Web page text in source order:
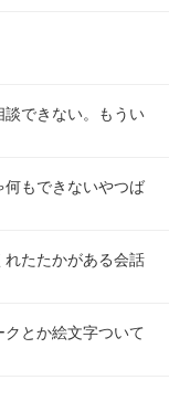
できない。もうい
もできないやつば
たたかがある会話
とか絵文字ついて